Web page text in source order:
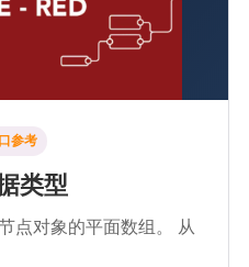
参考
类型
点对象的平面数组。 从